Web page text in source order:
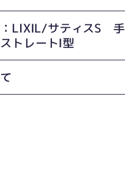
LIXIL/サティスS 手
トレートI型